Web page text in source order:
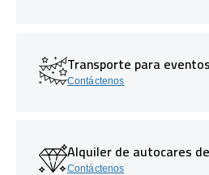
Transporte para
Contáctenos
Alquiler de autocares
Contáctenos